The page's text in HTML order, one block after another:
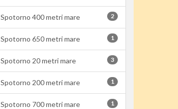
2
Spotorno 400 metri mare
1
Spotorno 650 metri mare
3
Spotorno 20 metri mare
1
Spotorno 200 metri mare
1
Spotorno 700 metri mare